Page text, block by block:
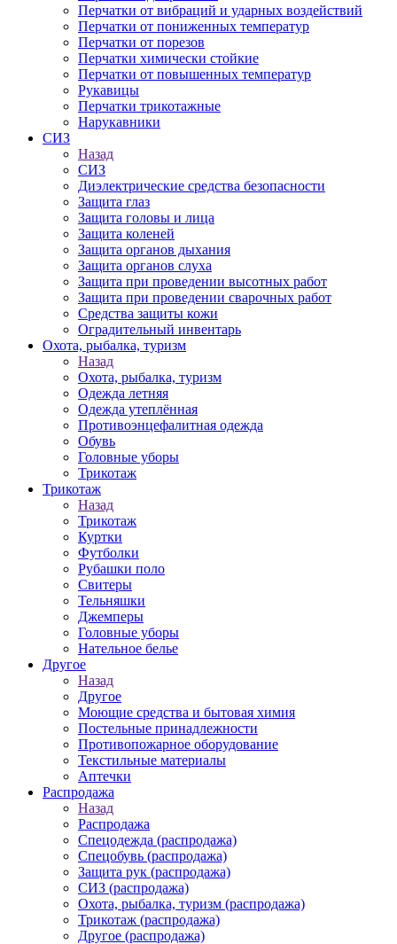
Перчатки от вибраций и ударных воздействий
Перчатки от пониженных температур
Перчатки от порезов
Перчатки химически стойкие
Перчатки от повышенных температур
Рукавицы
Перчатки трикотажные
Нарукавники
СИЗ
Назад
СИЗ
Диэлектрические средства безопасности
Защита глаз
Защита головы и лица
Защита коленей
Защита органов дыхания
Защита органов слуха
Защита при проведении высотных работ
Защита при проведении сварочных работ
Средства защиты кожи
Оградительный инвентарь
Охота, рыбалка, туризм
Назад
Охота, рыбалка, туризм
Одежда летняя
Одежда утеплённая
Противоэнцефалитная одежда
Обувь
Головные уборы
Трикотаж
Трикотаж
Назад
Трикотаж
Куртки
Футболки
Рубашки поло
Свитеры
Тельняшки
Джемперы
Головные уборы
Нательное белье
Другое
Назад
Другое
Моющие средства и бытовая химия
Постельные принадлежности
Противопожарное оборудование
Текстильные материалы
Аптечки
Распродажа
Назад
Распродажа
Спецодежда (распродажа)
Спецобувь (распродажа)
Защита рук (распродажа)
СИЗ (распродажа)
Охота, рыбалка, туризм (распродажа)
Трикотаж (распродажа)
Другое (распродажа)